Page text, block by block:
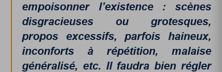
empoisonner l’existence : scènes
disgracieuses ou grotesques,
propos excessifs, parfois haineux,
inconforts à répétition, malaise
généralisé, etc. Il faudra bien régler